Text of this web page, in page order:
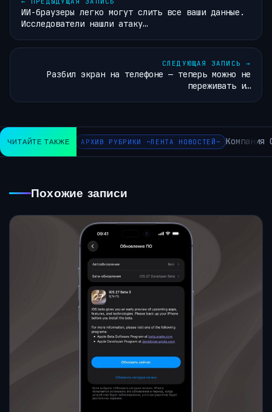
ИИ-браузеры легко могут слить все ваши данные.
Исследователи нашли атаку…
СЛЕДУЮЩАЯ ЗАПИСЬ →
Разбил экран на телефоне — теперь можно не
переживать и…
ЧИТАЙТЕ ТАКЖЕ АРХИВ РУБРИКИ ~ЛЕНТА НОВОСТЕЙ~ Компания
Похожие записи